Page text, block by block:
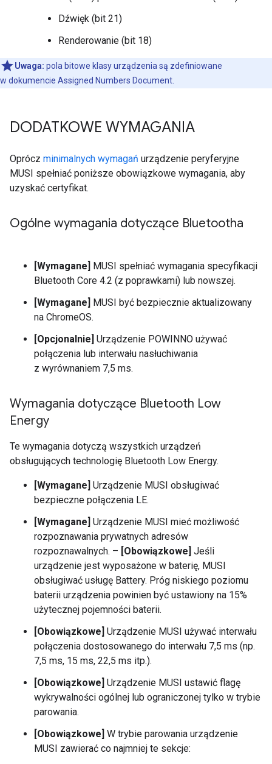
Dźwięk (bit 21)
Renderowanie (bit 18)
Uwaga: pola bitowe klasy urządzenia są zdefiniowane
w dokumencie Assigned Numbers Document.
DODATKOWE WYMAGANIA
Oprócz minimalnych wymagań urządzenie peryferyjne
MUSI spełniać poniższe obowiązkowe wymagania, aby
uzyskać certyfikat.
Ogólne wymagania dotyczące Bluetootha
[Wymagane] MUSI spełniać wymagania specyfikacji
Bluetooth Core 4.2 (z poprawkami) lub nowszej.
[Wymagane] MUSI być bezpiecznie aktualizowany
na ChromeOS.
[Opcjonalnie] Urządzenie POWINNO używać
połączenia lub interwału nasłuchiwania
z wyrównaniem 7,5 ms.
Wymagania dotyczące Bluetooth Low
Energy
Te wymagania dotyczą wszystkich urządzeń
obsługujących technologię Bluetooth Low Energy.
[Wymagane] Urządzenie MUSI obsługiwać
bezpieczne połączenia LE.
[Wymagane] Urządzenie MUSI mieć możliwość
rozpoznawania prywatnych adresów
rozpoznawalnych. – [Obowiązkowe] Jeśli
urządzenie jest wyposażone w baterię, MUSI
obsługiwać usługę Battery. Próg niskiego poziomu
baterii urządzenia powinien być ustawiony na 15%
użytecznej pojemności baterii.
[Obowiązkowe] Urządzenie MUSI używać interwału
połączenia dostosowanego do interwału 7,5 ms (np.
7,5 ms, 15 ms, 22,5 ms itp.).
[Obowiązkowe] Urządzenie MUSI ustawić flagę
wykrywalności ogólnej lub ograniczonej tylko w trybie
parowania.
[Obowiązkowe] W trybie parowania urządzenie
MUSI zawierać co najmniej te sekcje: